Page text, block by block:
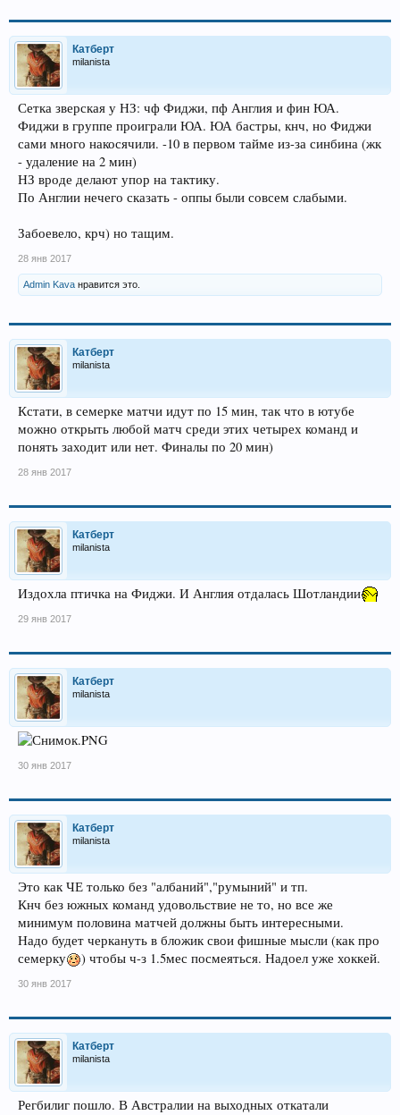
Катберт
milanista
Сетка зверская у НЗ: чф Фиджи, пф Англия и фин ЮА.
Фиджи в группе проиграли ЮА. ЮА бастры, кнч, но Фиджи
сами много накосячили. -10 в первом тайме из-за синбина (жк
- удаление на 2 мин)
НЗ вроде делают упор на тактику.
По Англии нечего сказать - оппы были совсем слабыми.
Забоевело, крч) но тащим.
28 янв 2017
Admin Kava нравится это.
Катберт
milanista
Кстати, в семерке матчи идут по 15 мин, так что в ютубе
можно открыть любой матч среди этих четырех команд и
понять заходит или нет. Финалы по 20 мин)
28 янв 2017
Катберт
milanista
Издохла птичка на Фиджи. И Англия отдалась Шотландии
29 янв 2017
Катберт
milanista
30 янв 2017
Катберт
milanista
Это как ЧЕ только без "албаний","румыний" и тп.
Кнч без южных команд удовольствие не то, но все же
минимум половина матчей должны быть интересными.
Надо будет черкануть в бложик свои фишные мысли (как про
семерку
) чтобы ч-з 1.5мес посмеяться. Надоел уже хоккей.
30 янв 2017
Катберт
milanista
Регбилиг пошло. В Австралии на выходных откатали